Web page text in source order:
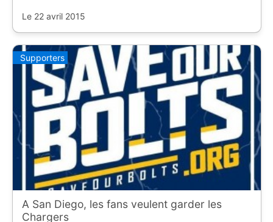
Le 22 avril 2015
Supporters
A San Diego, les fans veulent garder les
Chargers